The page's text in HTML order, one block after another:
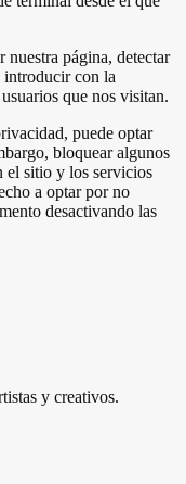
página, detectar
introducir con la
que nos visitan.
puede optar
bloquear algunos
el sitio y los servicios
a optar por no
desactivando las
y creativos.